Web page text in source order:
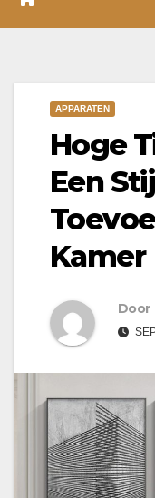
APPARATEN
Hoge
Een
Kamer
Door